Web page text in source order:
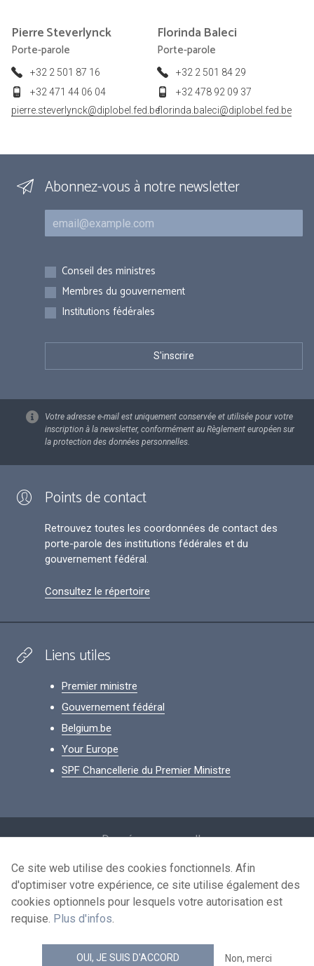
PierreSteverlynck
Porte-parole
+32 2 501 87 16
+32 471 44 06 04
pierre.steverlynck@diplobel.fed.be
Florinda Baleci
Porte-parole
+32 2 501 84 29
+32 478 92 09 37
florinda.baleci@diplobel.fed.be
Abonnez-vous à notre newsletter
Courriel
Inscriptions
Conseil des ministres
Membres du gouvernement
Institutions fédérales
Votre adresse e-mail est uniquement conservée et utilisée pour votre
inscription à la newsletter, conformément au Règlement européen sur
la protection des données personnelles.
Points de contact
Retrouvez toutes les coordonnées de contact des
porte-parole des institutions fédérales et du
gouvernement fédéral.
Consultez le répertoire
Liens utiles
Premier ministre
Gouvernement fédéral
Belgium.be
Your Europe
SPF Chancellerie du Premier Ministre
Données personnelles
Conditions de réutilisation
Contactez-nous
news.belgium flux RSS
Ce site web utilise des cookies fonctionnels. Afin
d'optimiser votre expérience, ce site utilise également des
cookies optionnels pour lesquels votre autorisation est
requise. Plus d'infos.
OUI, JE SUIS D'ACCORD Non, merci